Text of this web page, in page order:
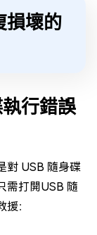
損壞的
行錯誤
對 USB 隨身碟
需打開USB 隨
：